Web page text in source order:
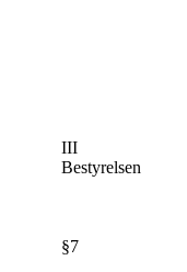
III
Bestyrelsen
§7